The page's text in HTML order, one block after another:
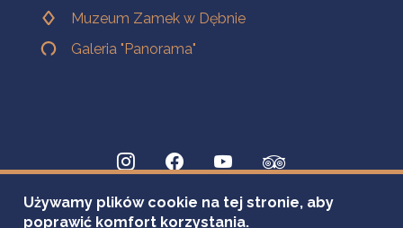
Muzeum Zamek w Dębnie
Galeria "Panorama"
Używamy plików cookie na tej stronie, aby
poprawić komfort korzystania.